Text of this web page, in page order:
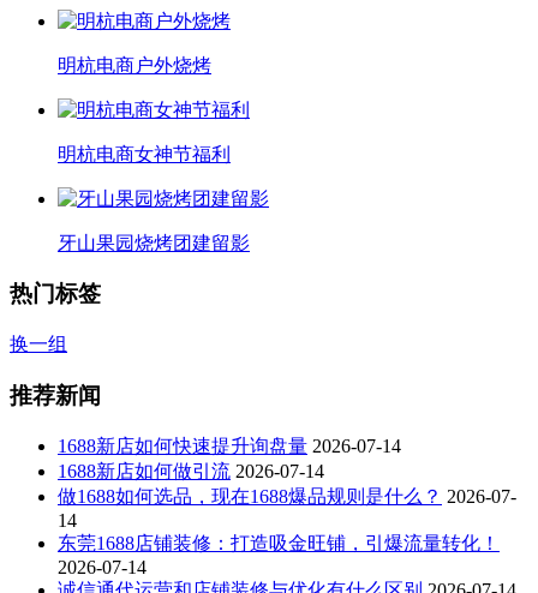
明杭电商户外烧烤
明杭电商女神节福利
牙山果园烧烤团建留影
热门标签
换一组
推荐新闻
1688新店如何快速提升询盘量 2026-07-14
1688新店如何做引流 2026-07-14
做1688如何选品，现在1688爆品规则是什么？ 2026-07-
14
东莞1688店铺装修：打造吸金旺铺，引爆流量转化！
2026-07-14